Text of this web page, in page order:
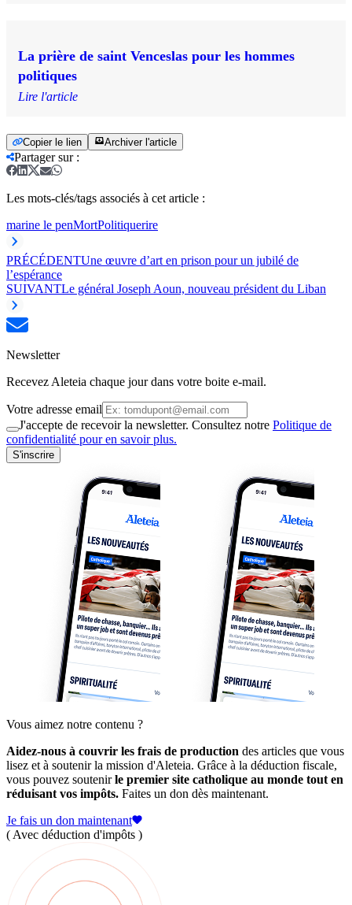
La prière de saint Venceslas pour les hommes
politiques
Lire l'article
Copier le lien Archiver l'article
Partager sur:
Les mots-clés/tags associés à cet article :
marine le penMortPolitiquerire
PRÉCÉDENTUne œuvre d’art en prison pour un jubilé de
l’espérance
SUIVANTLe général Joseph Aoun, nouveau président du Liban
Newsletter
Recevez Aleteia chaque jour dans votre boite e-mail.
Votre adresse email
J'accepte de recevoir la newsletter. Consultez notre Politique de
confidentialité pour en savoir plus.
S'inscrire
Vous aimez notre contenu ?
Aidez-nous à couvrir les frais de production des articles que vous
lisez et à soutenir la mission d'Aleteia. Grâce à la déduction fiscale,
vous pouvez soutenirle premier site catholique au monde tout en
réduisant vos impôts. Faites un don dès maintenant.
Je fais un don maintenant
( Avec déduction d'impôts )